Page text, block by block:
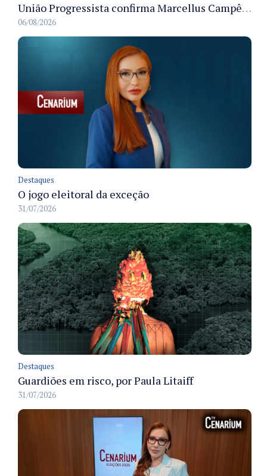
União Progressista confirma Marcellus Campêlo como candidato a deputado estadual
06/08/2026
Destaques
O jogo eleitoral da exceção
31/07/2026
Destaques
Guardiões em risco, por Paula Litaiff
31/07/2026